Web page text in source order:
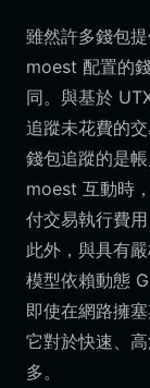
雖然許多錢包
moest 配置的
同。與基於
追蹤未花費的
錢包追蹤的是
moest 互動時
付交易執行費
此外，與具有
模型依賴動態
即使在網路擁
它對於快速、
多。